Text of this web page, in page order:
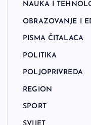
NAUKA I
OBRAZOVANJE I
PISMA ČITALACA
POLITIKA
POLJOPRIVREDA
REGION
SPORT